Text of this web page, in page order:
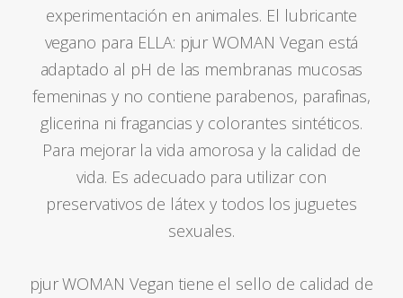
experimentación en animales. El lubricante
vegano para ELLA: pjur WOMAN Vegan está
adaptado al pH de las membranas mucosas
femeninas y no contiene parabenos, parafinas,
glicerina ni fragancias y colorantes sintéticos.
Para mejorar la vida amorosa y la calidad de
vida. Es adecuado para utilizar con
preservativos de látex y todos los juguetes
sexuales.
pjur WOMAN Vegan tiene el sello de calidad de